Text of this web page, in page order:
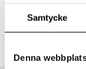
Samtycke
Denna
Tuotenumero